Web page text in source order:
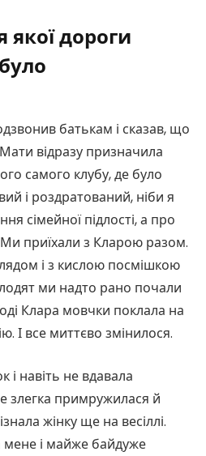
якої дороги
батькам і сказав, що
відразу призначила
самого клубу, де було
і роздратований, ніби я
сімейної підлості, а про
Ми приїхали з Кларою разом.
і з кислою посмішкою
ми надто рано почали
Клара мовчки поклала на
І все миттєво змінилося.
і навіть не вдавала
злегка примружилася й
жінку ще на весіллі.
мене і майже байдуже